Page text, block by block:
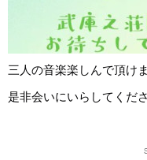
三人の音楽楽しんで頂け
是非会いにいらしてくだ